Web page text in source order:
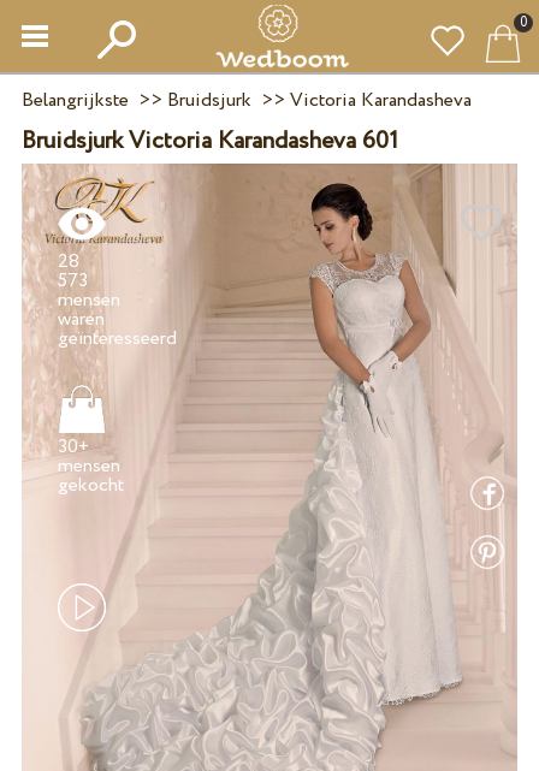
0
Belangrijkste >> Bruidsjurk >> Victoria Karandasheva
Bruidsjurk Victoria Karandasheva 601
28
573
mensen
waren
30+
mensen